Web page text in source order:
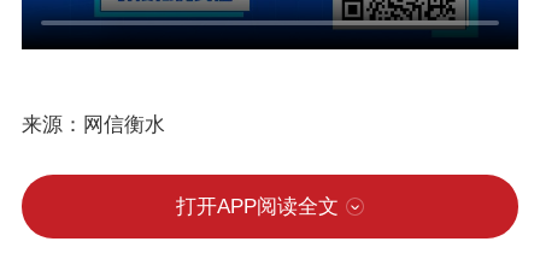
来源：网信衡水
打开APP阅读全文